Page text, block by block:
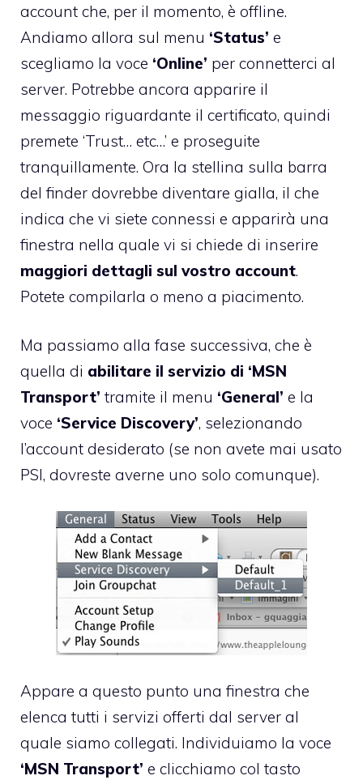
account che, per il momento, è offline.
Andiamo allora sul menu ‘Status’ e
scegliamo la voce ‘Online’ per connetterci al
server. Potrebbe ancora apparire il
messaggio riguardante il certificato, quindi
premete ‘Trust… etc…’ e proseguite
tranquillamente. Ora la stellina sulla barra
del finder dovrebbe diventare gialla, il che
indica che vi siete connessi e apparirà una
finestra nella quale vi si chiede di inserire
maggiori dettagli sul vostro account.
Potete compilarla o meno a piacimento.
Ma passiamo alla fase successiva, che è
quella di abilitare il servizio di ‘MSN
Transport’ tramite il menu ‘General’ e la
voce ‘Service Discovery’, selezionando
l’account desiderato (se non avete mai usato
PSI, dovreste averne uno solo comunque).
Appare a questo punto una finestra che
elenca tutti i servizi offerti dal server al
quale siamo collegati. Individuiamo la voce
‘MSN Transport’ e clicchiamo col tasto